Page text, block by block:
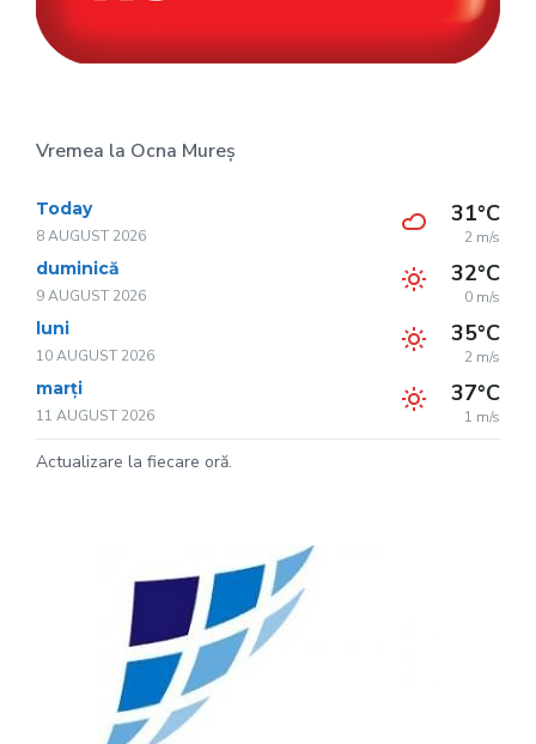
Vremea la Ocna Mureș
Today
8 AUGUST 2026
31°C
2 m/s
duminică
9 AUGUST 2026
32°C
0 m/s
luni
10 AUGUST 2026
35°C
2 m/s
marți
11 AUGUST 2026
37°C
1 m/s
Actualizare la fiecare oră.